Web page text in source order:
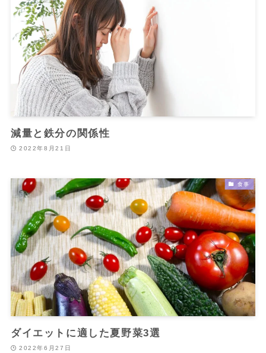
減量と鉄分の関係性
2022年8月21日
食事
ダイエットに適した夏野菜3選
2022年6月27日